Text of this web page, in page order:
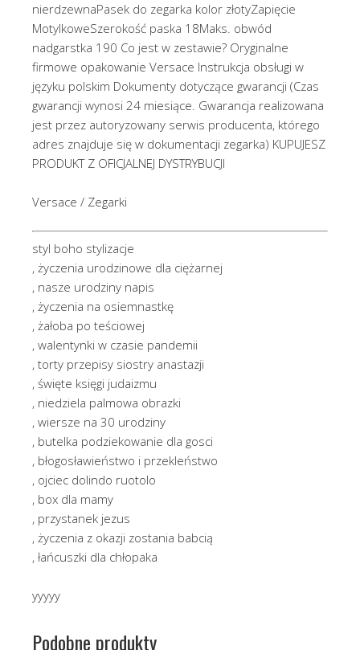
nierdzewnaPasek do zegarka kolor złotyZapięcie
MotylkoweSzerokość paska 18Maks. obwód
nadgarstka 190 Co jest w zestawie? Oryginalne
firmowe opakowanie Versace Instrukcja obsługi w
języku polskim Dokumenty dotyczące gwarancji (Czas
gwarancji wynosi 24 miesiące. Gwarancja realizowana
jest przez autoryzowany serwis producenta, którego
adres znajduje się w dokumentacji zegarka) KUPUJESZ
PRODUKT Z OFICJALNEJ DYSTRYBUCJI
Versace / Zegarki
styl boho stylizacje
, życzenia urodzinowe dla ciężarnej
, nasze urodziny napis
, życzenia na osiemnastkę
, żałoba po teściowej
, walentynki w czasie pandemii
, torty przepisy siostry anastazji
, święte księgi judaizmu
, niedziela palmowa obrazki
, wiersze na 30 urodziny
, butelka podziekowanie dla gosci
, błogosławieństwo i przekleństwo
, ojciec dolindo ruotolo
, box dla mamy
, przystanek jezus
, życzenia z okazji zostania babcią
, łańcuszki dla chłopaka
yyyyy
Podobne produkty